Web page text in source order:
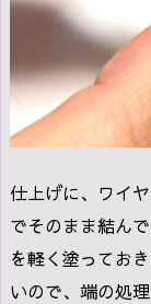
仕上げに、ワイ
でそのまま結ん
を軽く塗ってお
いので、端の処